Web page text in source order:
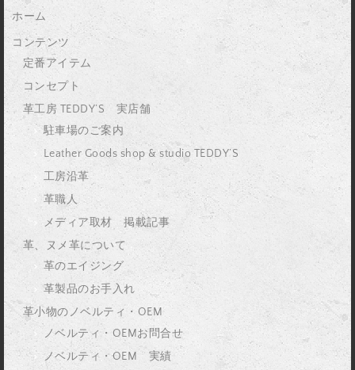
ホーム
コンテンツ
定番アイテム
コンセプト
革工房 TEDDY’S 実店舗
駐車場のご案内
Leather Goods shop & studio TEDDY’S
工房沿革
革職人
メディア取材 掲載記事
革、ヌメ革について
革のエイジング
革製品のお手入れ
革小物のノベルティ・OEM
ノベルティ・OEMお問合せ
ノベルティ・OEM 実績